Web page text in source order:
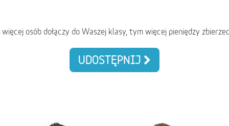
więcej osób dołączy do Waszej klasy, tym więcej pieniędzy
UDOSTĘPNIJ